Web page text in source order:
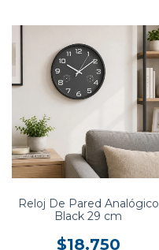
Reloj De Pared Analógico
Black 29 cm
$18.750